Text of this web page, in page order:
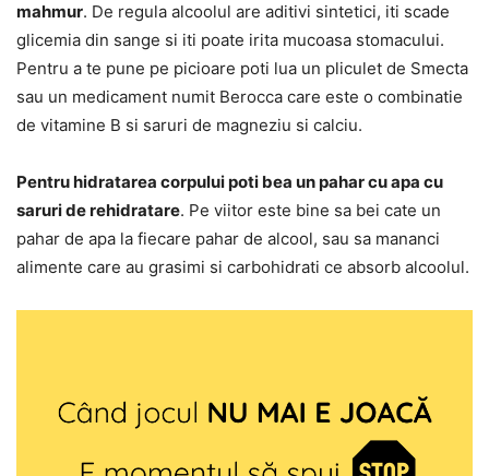
mahmur. De regula alcoolul are aditivi sintetici, iti scade
glicemia din sange si iti poate irita mucoasa stomacului.
Pentru a te pune pe picioare poti lua un pliculet de Smecta
sau un medicament numit Berocca care este o combinatie
de vitamine B si saruri de magneziu si calciu.
Pentru hidratarea corpului poti bea un pahar cu apa cu
saruri de rehidratare. Pe viitor este bine sa bei cate un
pahar de apa la fiecare pahar de alcool, sau sa mananci
alimente care au grasimi si carbohidrati ce absorb alcoolul.